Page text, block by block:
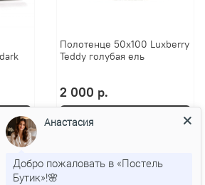
Полотенце 50х100 Luxberry
Teddy голубая ель
2 000 р.
Анастасия
Добро пожаловать в «Постель
Бутик»!🌸